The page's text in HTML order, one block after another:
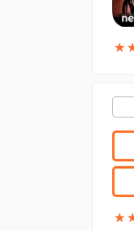
★
★
★
★